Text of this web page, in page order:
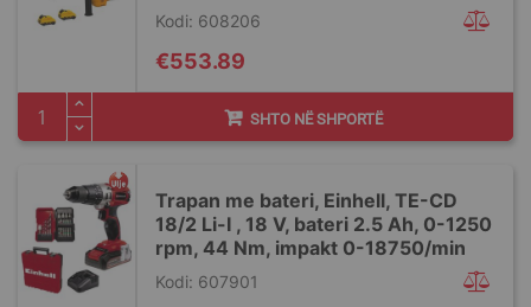
Kodi: 608206
€553.89
SHTO NË SHPORTË
Trapan me bateri, Einhell, TE-CD
18/2 Li-I , 18 V, bateri 2.5 Ah, 0-1250
rpm, 44 Nm, impakt 0-18750/min
Kodi: 607901